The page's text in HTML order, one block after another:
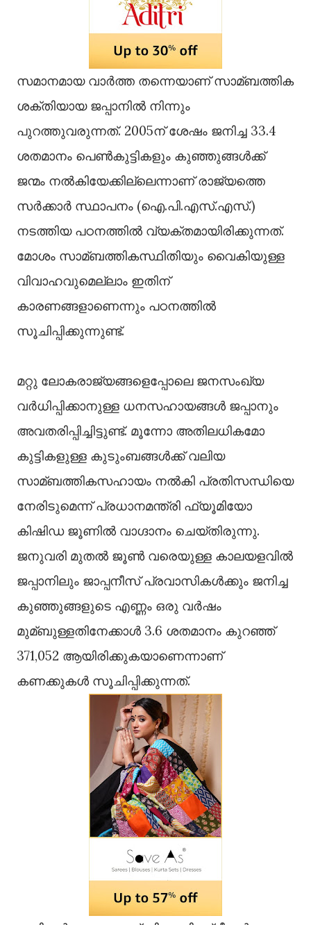
സമാനമായ വാര്‍ത്ത തന്നെയാണ് സാമ്ബത്തിക
ശക്തിയായ ജപ്പാനില്‍ നിന്നും
പുറത്തുവരുന്നത്. 2005ന് ശേഷം ജനിച്ച 33.4
ശതമാനം പെണ്‍കുട്ടികളും കുഞ്ഞുങ്ങള്‍ക്ക്
ജന്മം നല്‍കിയേക്കില്ലെന്നാണ് രാജ്യത്തെ
സര്‍ക്കാര്‍ സ്ഥാപനം (ഐ.പി.എസ്.എസ്.)
നടത്തിയ പഠനത്തില്‍ വ്യക്തമായിരിക്കുന്നത്.
മോശം സാമ്ബത്തികസ്ഥിതിയും വൈകിയുള്ള
വിവാഹവുമെല്ലാം ഇതിന്
കാരണങ്ങളാണെന്നും പഠനത്തില്‍
സൂചിപ്പിക്കുന്നുണ്ട്.
മറ്റു ലോകരാജ്യങ്ങളെപ്പോലെ ജനസംഖ്യ
വര്‍ധിപ്പിക്കാനുള്ള ധനസഹായങ്ങള്‍ ജപ്പാനും
അവതരിപ്പിച്ചിട്ടുണ്ട്. മൂന്നോ അതിലധികമോ
കുട്ടികളുള്ള കുടുംബങ്ങള്‍ക്ക് വലിയ
സാമ്ബത്തികസഹായം നല്‍കി പ്രതിസന്ധിയെ
നേരിടുമെന്ന് പ്രധാനമന്ത്രി ഫ്യൂമിയോ
കിഷിഡ ജൂണില്‍ വാഗ്ദാനം ചെയ്തിരുന്നു.
ജനുവരി മുതല്‍ ജൂണ്‍ വരെയുള്ള കാലയളവില്‍
ജപ്പാനിലും ജാപ്പനീസ് പ്രവാസികള്‍ക്കും ജനിച്ച
കുഞ്ഞുങ്ങളുടെ എണ്ണം ഒരു വര്‍ഷം
മുമ്ബുള്ളതിനേക്കാള്‍ 3.6 ശതമാനം കുറഞ്ഞ്
371,052 ആയിരിക്കുകയാണെന്നാണ്
കണക്കുകള്‍ സൂചിപ്പിക്കുന്നത്.